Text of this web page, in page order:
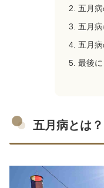
五月
五月
五月
最後に
五月病とは？